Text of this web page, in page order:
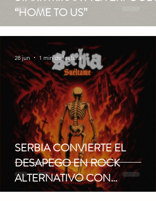
“HOME TO US”
SERBIA CONVIERTE EL
DESAPEGO EN ROCK
ALTERNATIVO CON
“SUÉLTAME”
28 jun 1 min de lectura